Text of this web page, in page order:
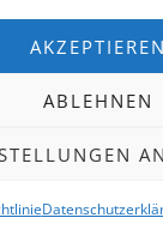
AKZEPTIEREN
ABLEHNEN